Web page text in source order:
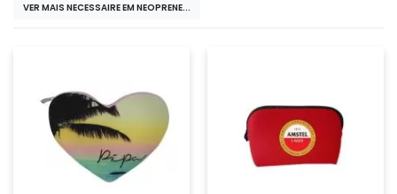
VER MAIS NECESSAIRE EM NEOPRENE...